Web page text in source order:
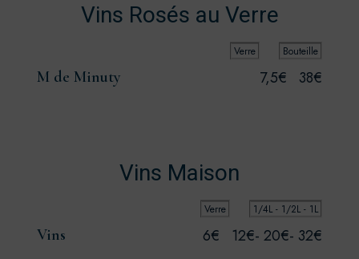
Vins Rosés au Verre
Verre Bouteille
M de Minuty 7,5€ 38€
Vins Maison
Verre 1/4L - 1/2L - 1L
Vins 6€ 12€- 20€- 32€